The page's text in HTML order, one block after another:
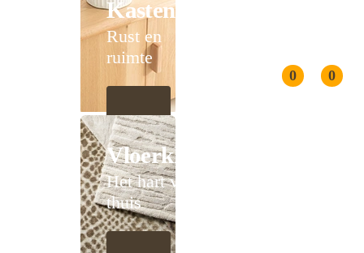
0 0
Kasten
Rust en
ruimte
Vloerkleden
Het hart van
thuis